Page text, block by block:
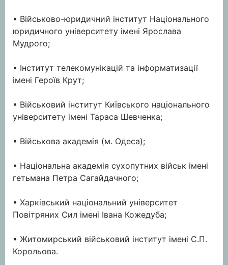
• Військово-юридичний інститут Національного
юридичного університету імені Ярослава
Мудрого;
• Інститут телекомунікацій та інформатизації
імені Героїв Крут;
• Військовий інститут Київського національного
університету імені Тараса Шевченка;
• Військова академія (м. Одеса);
• Національна академія сухопутних військ імені
гетьмана Петра Сагайдачного;
• Харківський національний університет
Повітряних Сил імені Івана Кожедуба;
• Житомирський військовий інститут імені С.П.
Корольова.